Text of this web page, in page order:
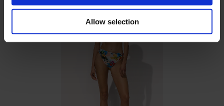
Allow selection